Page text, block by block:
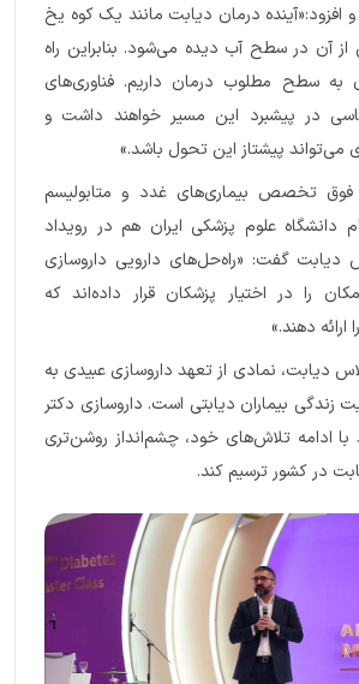
افزود:«آینده درمان دیابت مانند یک کوه یخ
آن در سطح آب دیده می‌شود. بنابراین راه
به سطح مطلوب درمان داریم. فناوری‌های
در پیشبرد این مسیر خواهند داشت و
می‌تواند پیشتاز این تحول باشد.»
فوق تخصص بیماری‌های غدد و متابولیسم
دانشگاه علوم پزشکی ایران هم در رویداد
گفت: «راه‌حل‌های دارویی داروسازی
را در اختیار پزشکان قرار داده‌اند که
دهند.»
دیابت، نمادی از تعهد داروسازی عبیدی به
زندگی بیماران دیابتی است. داروسازی دکتر
ادامه تلاش‌های خود، چشم‌انداز روشن‌تری
در کشور ترسیم کند.